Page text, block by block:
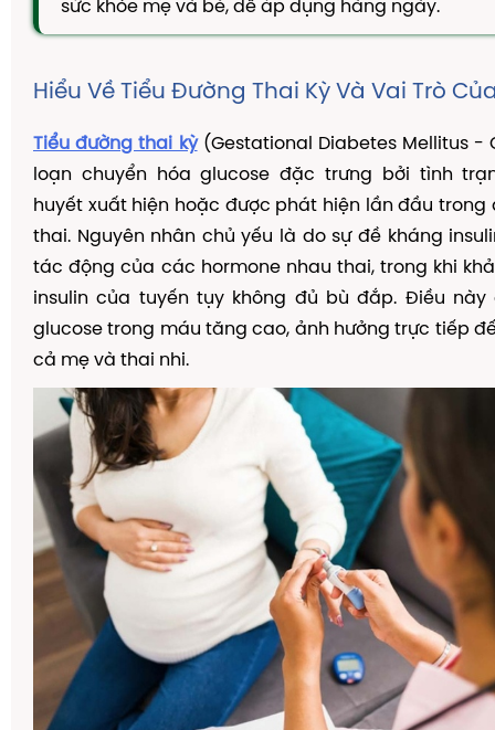
TAM THẤT MẬT ONG
DẦU GỘI THẢO DƯỢC
KIẾN THỨC
Kiến Thức Về Ho
Kiến Thức Về Dạ Dày
Kiến Thức Về Đại Tràng
Kiến Thức Về Hà Thủ Ô
Kiến Thức Về Tam Thất
Kiến Thức Về Tiểu Đường
Kiến Thức Về Dầu Gội Thảo Dược
Kiến Thức Về Máy Lọc Không Khí
Nấm Lưỡi
sức khỏe mẹ và bé, dễ áp dụng hàng ngày.
Hiểu Về Tiểu Đường Thai Kỳ Và Vai Trò
Tiểu đường thai kỳ(Gestational Diabetes Mellitus -
loạn chuyển hóa glucose đặc trưng bởi tình
huyết xuất hiện hoặc được phát hiện lần đầu trong
thai. Nguyên nhân chủ yếu là do sự đề kháng
tác động của các hormone nhau thai, trong khi
insulin của tuyến tụy không đủ bù đắp. Điều này
glucose trong máu tăng cao, ảnh hưởng trực tiếp
cả mẹ và thai nhi.